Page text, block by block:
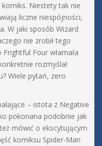
Niestety tak nie
liczne niespójności,
W jaki sposób Wizard
nie zrobił tego
Four włamała
rozmyślał
Wiele pytań, zero
– istota z Negative
pokonana podobnie jak
mówić o ekscytującym
komiksu Spider-Man